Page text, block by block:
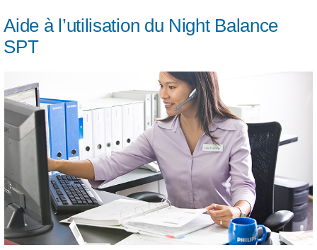
Aide à l’utilisation du Night Balance
SPT